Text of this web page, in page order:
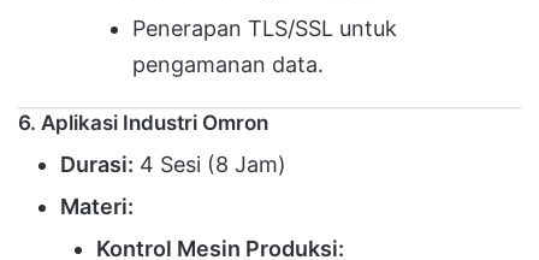
Penerapan TLS/SSL untuk
pengamanan data.
6. Aplikasi Industri Omron
Durasi: 4 Sesi (8 Jam)
Materi:
Kontrol Mesin Produksi: